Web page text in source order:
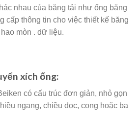
nhau của băng tải như ống băng
cấp thông tin cho việc thiết kế băng
mòn . dữ liệu.
xích ống:
có cấu trúc đơn giản, nhỏ gọn
ngang, chiều dọc, cong hoặc ba